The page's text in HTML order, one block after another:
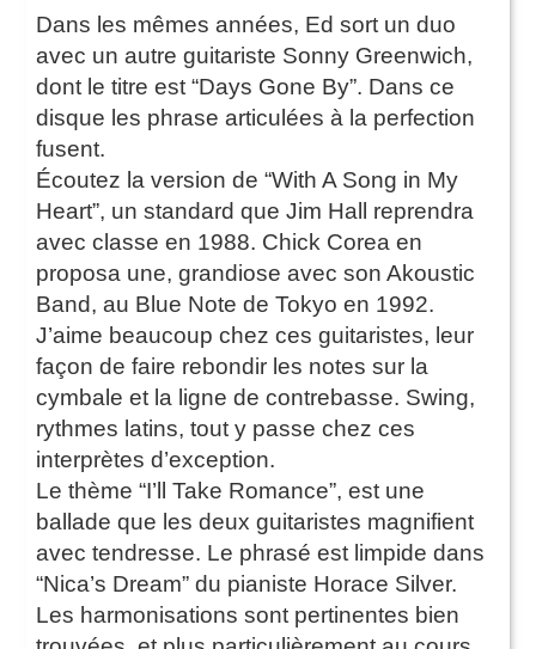
Dans les mêmes années, Ed sort un duo
avec un autre guitariste Sonny Greenwich,
dont le titre est “Days Gone By”. Dans ce
disque les phrase articulées à la perfection
fusent.
Écoutez la version de “With A Song in My
Heart”, un standard que Jim Hall reprendra
avec classe en 1988. Chick Corea en
proposa une, grandiose avec son Akoustic
Band, au Blue Note de Tokyo en 1992.
J’aime beaucoup chez ces guitaristes, leur
façon de faire rebondir les notes sur la
cymbale et la ligne de contrebasse. Swing,
rythmes latins, tout y passe chez ces
interprètes d’exception.
Le thème “I’ll Take Romance”, est une
ballade que les deux guitaristes magnifient
avec tendresse. Le phrasé est limpide dans
“Nica’s Dream” du pianiste Horace Silver.
Les harmonisations sont pertinentes bien